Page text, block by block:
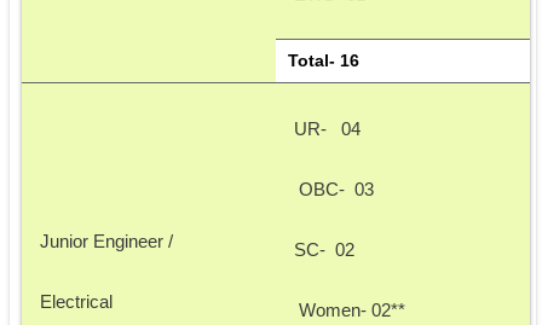
Total- 16
Junior Engineer /
Electrical
UR-   04
OBC-  03
SC-  02
Women- 02**